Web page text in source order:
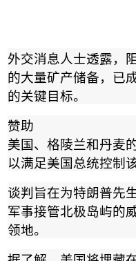
外交消息人士透露，
的大量矿产储备，已
的关键目标。
赞助
美国、格陵兰和丹麦
以满足美国总统控制
谈判旨在为特朗普先
军事接管北极岛屿的
领地。